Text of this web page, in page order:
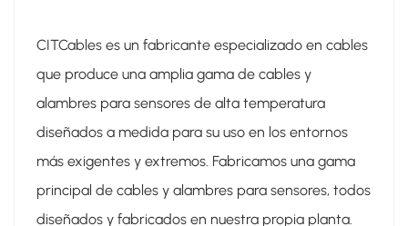
CITCables es un fabricante especializado en cables
que produce una amplia gama de cables y
alambres para sensores de alta temperatura
diseñados a medida para su uso en los entornos
más exigentes y extremos. Fabricamos una gama
principal de cables y alambres para sensores, todos
diseñados y fabricados en nuestra propia planta.